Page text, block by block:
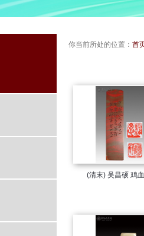
你当前所处的位置： 首
(清末)